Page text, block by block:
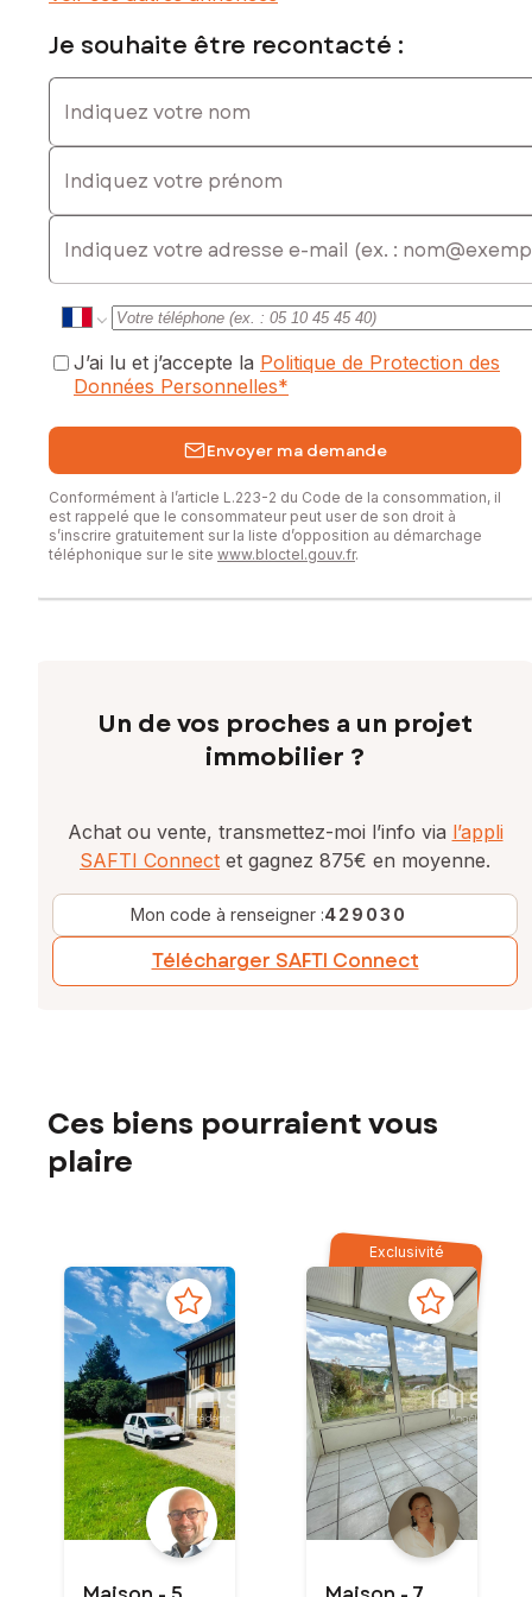
Honoraires charge vendeur
Contactez votre conseiller SAFTI : Angélique PALIN, Tél. : 06
37 94 29 88, E-mail : angelique.palin@safti.fr - EI - Agent
CHAMPAGNE sous le numéro 413 991 084
Je souhaite être recontacté :
Indiquez votre nom
Indiquez votre prénom
E-mail
J’ai lu et j’accepte la Politique de Protection des
Données Personnelles*
Envoyer ma demande
Conformément à l’article L.223-2 du Code de la consommation, il
est rappelé que le consommateur peut user de son droit à
s’inscrire gratuitement sur la liste d’opposition au démarchage
téléphonique sur le site www.bloctel.gouv.fr.
Un de vos proches a un projet
immobilier ?
Achat ou vente, transmettez-moi l’info via l’appli
SAFTI Connect et gagnez 875€ en moyenne.
Mon code à renseigner :429030
Télécharger SAFTI Connect
Ces biens pourraient vous
plaire
Exclusivité